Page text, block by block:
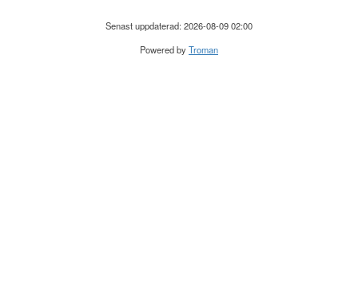
Senast uppdaterad: 2026-08-09 02:00
Powered byTroman